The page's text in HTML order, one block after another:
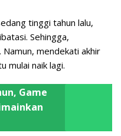
tinggi tahun lalu,
Sehingga,
mendekati akhir
mulai naik lagi.
Game